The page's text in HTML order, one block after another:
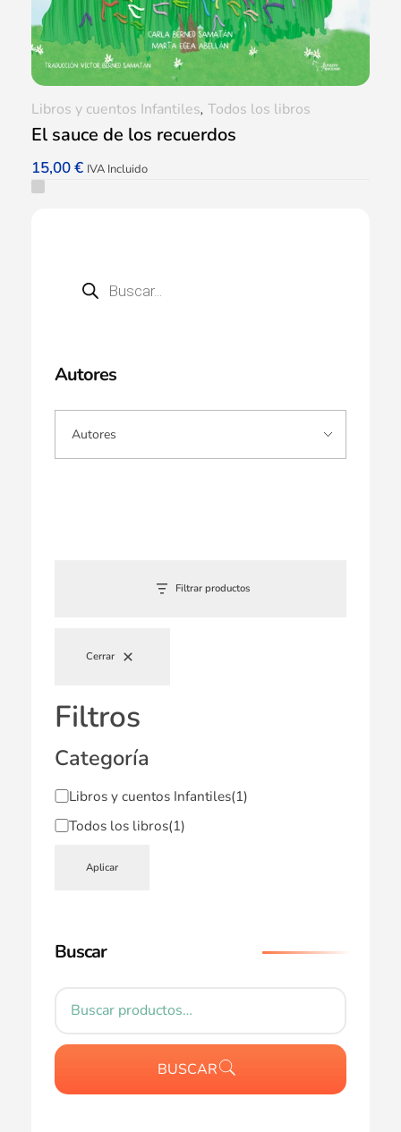
El sauce de los recuerdos
15,00€ IVA Incluido
Libros y cuentos Infantiles, Todos los libros
Autores
Filtrar productos
Cerrar
Filtros
Categoría
Libros y cuentos Infantiles(1)
Todos los libros(1)
Aplicar
Buscar
BUSCAR